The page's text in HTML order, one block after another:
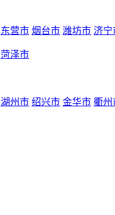
东营市 烟台市 潍坊市 济宁
菏泽市
湖州市 绍兴市 金华市 衢州